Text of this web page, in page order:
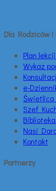
Dla Rodziców i
Plan
Wykaz
e-
Świetlica
Szef
Nasi
Kontakt
Partnerzy